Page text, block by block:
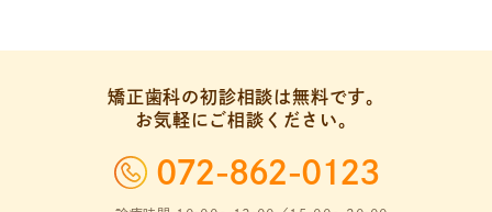
矯正歯科の初診相談は無料です。
お気軽にご相談ください。
072-862-0123